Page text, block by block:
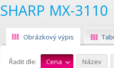
SHARP MX-3110
Obrázkový výpis
Řadit dle: Cena Název